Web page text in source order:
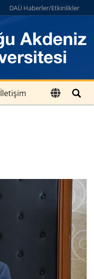
DAÜ Haberler/Etkinlikler
İletişim